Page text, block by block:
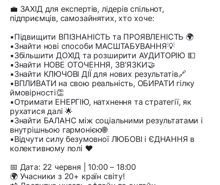
💼 ЗАХІД для експертів, лідерів спільнот,
підприємців, самозайнятих, хто хоче:
▪️Підвищити ВПІЗНАНІСТЬ та ПРОЯВЛЕНІСТЬ 🌍
▪️Знайти нові способи МАСШТАБУВАННЯ💡
▪️Збільшити ДОХІД та розширити АУДИТОРІЮ 💵
▪️Знайти НОВЕ ОТОЧЕННЯ, ЗВʼЯЗКИ🤝
▪️Знайти КЛЮЧОВІ ДІЇ для нових результатів🔗
▪️ВПЛИВАТИ на свою реальність, ОБИРАТИ гілку
ймовірності👏
▪️Отримати ЕНЕРГІЮ, натхнення та стратегії, як
рухатися далі 🌟
▪️Знайти БАЛАНС між соціальними результатами і
внутрішньою гармонією🌐
▪️Відчути силу безумовної ЛЮБОВІ і ЄДНАННЯ в
колективному полі ❤️
📅 Дата: 22 червня | 10:00 – 18:00
🌍 Учасники з 20+ країн світу!